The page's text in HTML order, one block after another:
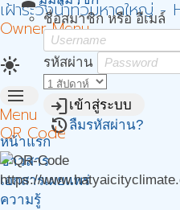
เฝ้าระวังน้ำท่วมหาดใหญ่ -
Owner Menu
light_mode
ชื่อสมาชิก หรือ อีเมล์
รหัสผ่าน
loginเข้าสู่ระบบ
restoreลืมรหัสผ่าน?
menu
Menu
หน้าแรก
ข่าวสาร
เอกสารเผยแพร่
ความรู้
QR Code
https://